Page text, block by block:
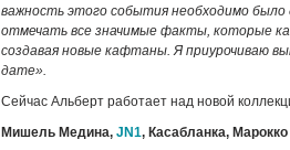
важность этого события необходимо
отмечать все значимые факты, которые
создавая новые кафтаны. Я приурочиваю
дате».
Сейчас Альберт работает над новой
Мишель Медина, J N1, Касабланка, Марокко